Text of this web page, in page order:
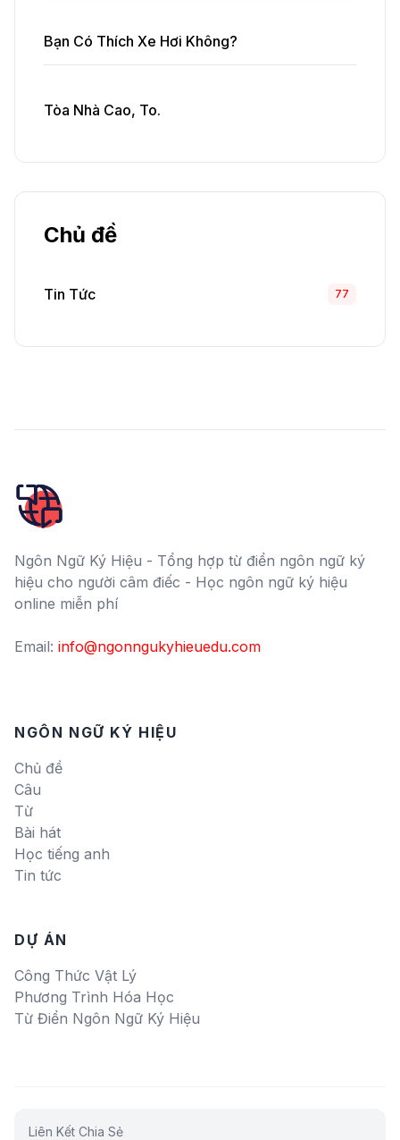
Bạn Có Thích Xe Hơi Không?
Tòa Nhà Cao, To.
Chủ đề
Tin Tức 77
Ngôn Ngữ Ký Hiệu - Tổng hợp từ điển ngôn ngữ ký
hiệu cho người câm điếc - Học ngôn ngữ ký hiệu
online miễn phí
Email: info@ngonngukyhieuedu.com
NGÔN NGỮ KÝ HIỆU
Chủ đề
Câu
Từ
Bài hát
Học tiếng anh
Tin tức
DỰ ÁN
Công Thức Vật Lý
Phương Trình Hóa Học
Từ Điển Ngôn Ngữ Ký Hiệu
Liên Kết Chia Sẻ